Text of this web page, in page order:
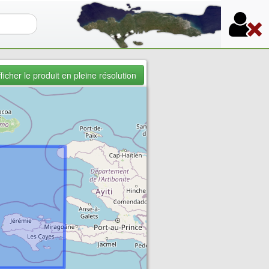
de recherche
le produit en pleine résolution